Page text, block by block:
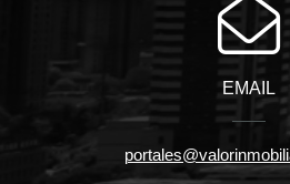
EMAIL